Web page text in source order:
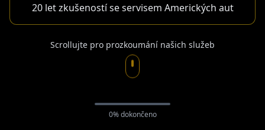
20 let zkušeností se servisem Amerických aut
Scrollujte pro prozkoumání našich služeb
0% dokončeno